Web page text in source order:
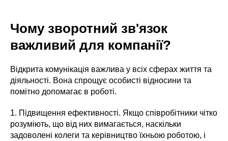
Чому зворотний зв'язок
важливий для компанії?
Відкрита комунікація важлива у всіх сферах життя та
діяльності. Вона спрощує особисті відносини та
помітно допомагає в роботі.
1. Підвищення ефективності. Якщо співробітники чітко
розуміють, що від них вимагається, наскільки
задоволені колеги та керівництво їхньою роботою, і